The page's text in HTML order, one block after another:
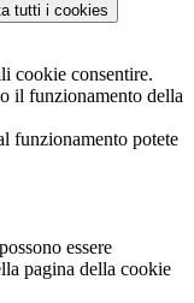
tutti i cookies
cookie consentire.
il funzionamento della
funzionamento potete
essere
pagina della cookie